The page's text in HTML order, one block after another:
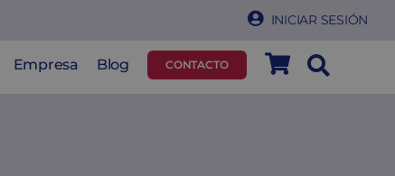
INICIAR SESIÓN
Empresa Blog CONTACTO